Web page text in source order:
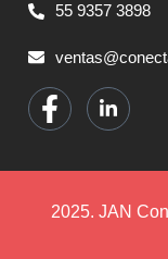
55 9357 3898
2025. JAN